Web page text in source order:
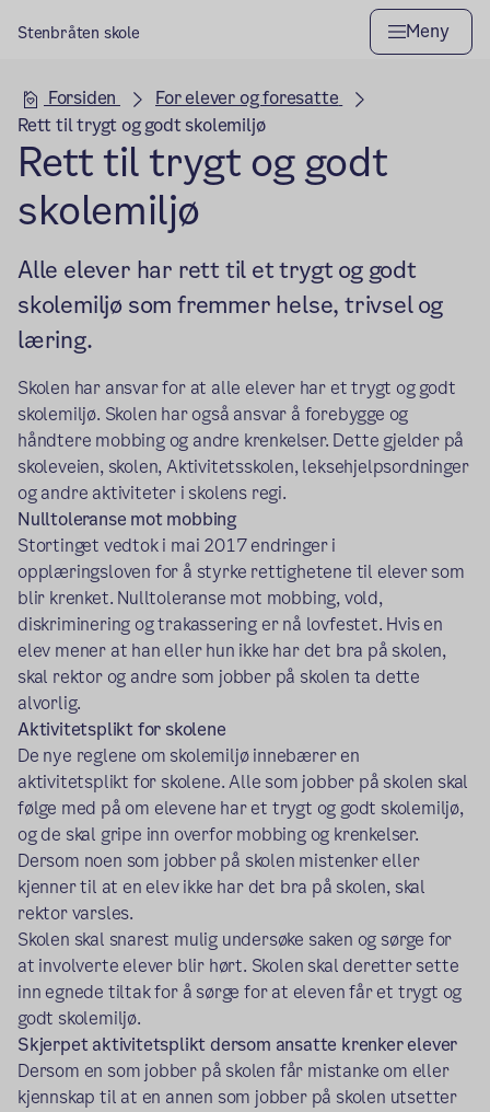
Stenbråten skole Meny
Hovedseksjon
Forsiden
For elever og foresatte
Rett til trygt og godt skolemiljø
Rett til trygt og godt
skolemiljø
Alle elever har rett til et trygt og godt
skolemiljø som fremmer helse, trivsel og
læring.
Skolen har ansvar for at alle elever har et trygt og godt
skolemiljø. Skolen har også ansvar å forebygge og
håndtere mobbing og andre krenkelser. Dette gjelder på
skoleveien, skolen, Aktivitetsskolen, leksehjelpsordninger
og andre aktiviteter i skolens regi.
Nulltoleranse mot mobbing
Stortinget vedtok i mai 2017 endringer i
opplæringsloven for å styrke rettighetene til elever som
blir krenket. Nulltoleranse mot mobbing, vold,
diskriminering og trakassering er nå lovfestet. Hvis en
elev mener at han eller hun ikke har det bra på skolen,
skal rektor og andre som jobber på skolen ta dette
alvorlig.
Aktivitetsplikt for skolene
De nye reglene om skolemiljø innebærer en
aktivitetsplikt for skolene. Alle som jobber på skolen skal
følge med på om elevene har et trygt og godt skolemiljø,
og de skal gripe inn overfor mobbing og krenkelser.
Dersom noen som jobber på skolen mistenker eller
kjenner til at en elev ikke har det bra på skolen, skal
rektor varsles.
Skolen skal snarest mulig undersøke saken og sørge for
at involverte elever blir hørt. Skolen skal deretter sette
inn egnede tiltak for å sørge for at eleven får et trygt og
godt skolemiljø.
Skjerpet aktivitetsplikt dersom ansatte krenker elever
Dersom en som jobber på skolen får mistanke om eller
kjennskap til at en annen som jobber på skolen utsetter